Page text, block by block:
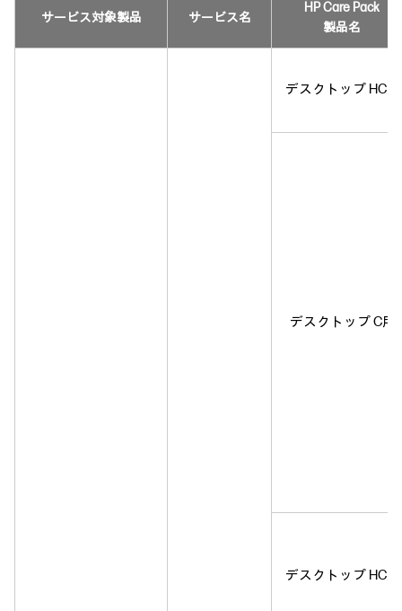
サービス対象製品 サービス名
HP Care Pack
製品名
デスクトップ HC用
デスクトップ C用
デスクトップ HC用